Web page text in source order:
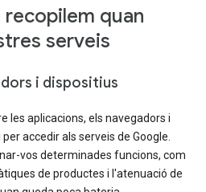
quan
serveis
i dispositius
les aplicacions, els navegadors i
accedir als serveis de Google.
vos determinades funcions, com
de productes i l'atenuació de